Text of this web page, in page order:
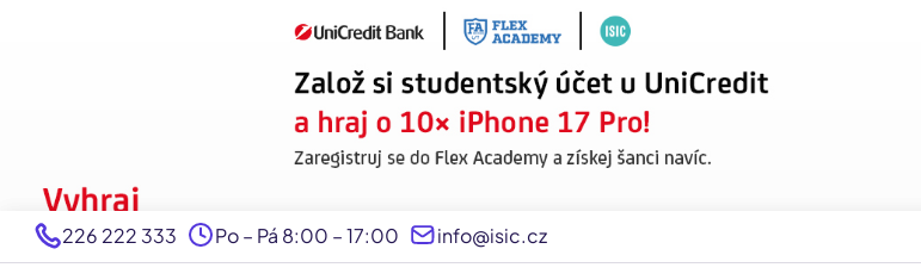
226 222 333 Po – Pá 8:00 – 17:00 info@isic.cz